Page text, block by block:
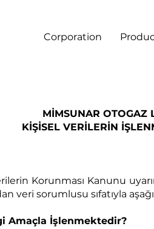
Corporation
MİMSUNAR OTOGAZ
KİŞİSEL VERİLERİN
Korunması Kanunu
veri sorumlusu sıfatıyla
Amaçla İşlenmektedir?